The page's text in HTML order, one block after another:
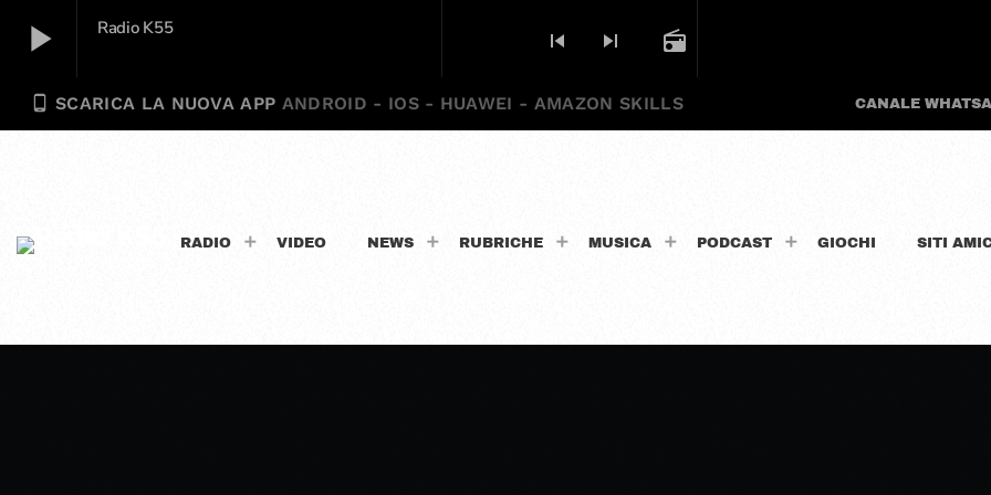
play_arrow Radio K55
skip_previous skip_next radio
play_arrow Radio K55
phone_android SCARICA LA NUOVA APP ANDROID - IOS - HUAWEI - AMAZON SKILLS CANALE
RADIO VIDEO NEWS RUBRICHE MUSICA PODCAST GIOCHI SITI